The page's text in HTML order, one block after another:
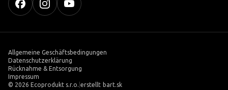
Allgemeine Geschäftsbedingungen
Datenschutzerklärung
Rücknahme & Entsorgung
Impressum
© 2026 Ecoprodukt s.r.o. erstellt bart.sk